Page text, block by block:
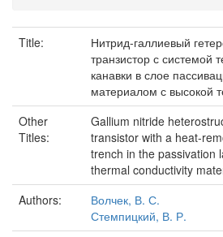
Title:
Нитрид-галлиевый
транзистор с системой
канавки в слое
материалом с высокой
Other
Titles:
Gallium nitride
transistor with a heat-
trench in the passivation
thermal conductivity
Authors:
Волчек, В. С.
Стемпицкий, В. Р.